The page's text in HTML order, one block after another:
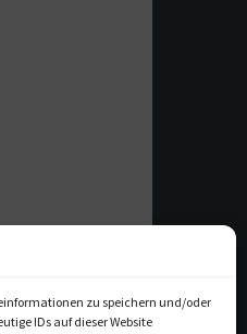
zu speichern und/oder
IDs auf dieser Website